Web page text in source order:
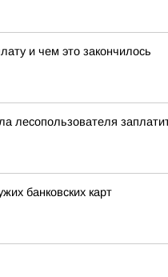
и чем это закончилось
лесопользователя
банковских карт